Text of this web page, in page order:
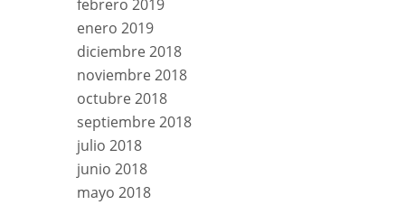
febrero 2019
enero 2019
diciembre 2018
noviembre 2018
octubre 2018
septiembre 2018
julio 2018
junio 2018
mayo 2018